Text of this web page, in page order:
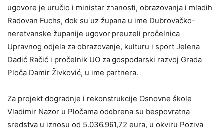
ugovore je uručio i ministar znanosti, obrazovanja i mladih
Radovan Fuchs, dok su uz župana u ime Dubrovačko-
neretvanske županije ugovor preuzeli pročelnica
Upravnog odjela za obrazovanje, kulturu i sport Jelena
Dadić Račić i pročelnik UO za gospodarski razvoj Grada
Ploča Damir Živković, u ime partnera.
Za projekt dogradnje i rekonstrukcije Osnovne škole
Vladimir Nazor u Pločama odobrena su bespovratna
sredstva u iznosu od 5.036.961,72 eura, u okviru Poziva